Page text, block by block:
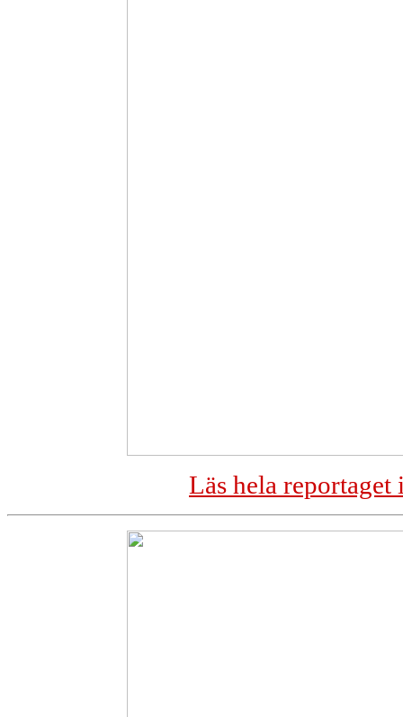
Läs hela reportaget